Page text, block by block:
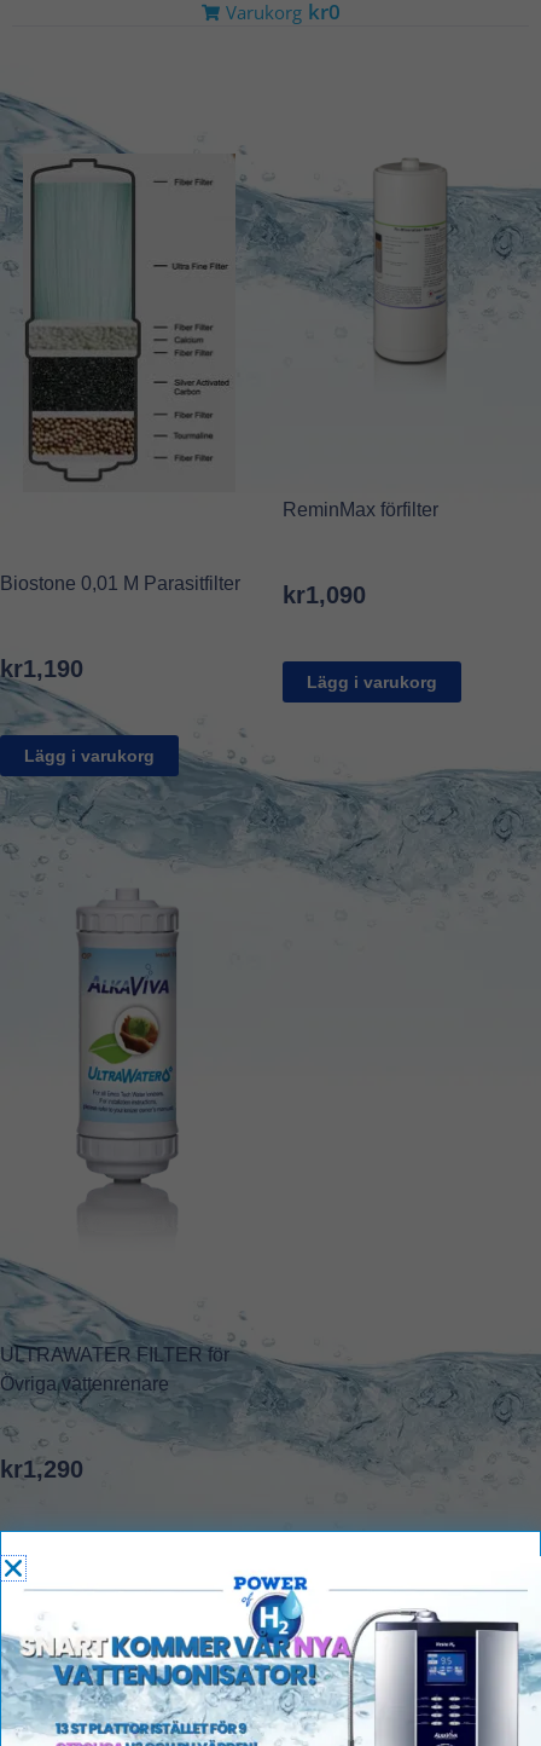
Varukorg kr0
Biostone 0,01 M Parasitfilter
kr1,190
Lägg i varukorg
ReminMax förfilter
kr1,090
Lägg i varukorg
ULTRAWATER FILTER för
Övriga vattenrenare
kr1,290
Lägg i varukorg